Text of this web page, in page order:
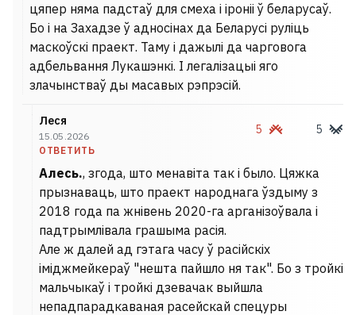
цяпер няма падстаў для смеха і іроніі ў беларусаў.
Бо і на Захадзе ў адносінах да Беларусі руліць
маскоўскі праект. Таму і дажылі да чарговога
адбельвання Лукашэнкі. І легалізацыі яго
злачынстваў ды масавых рэпрэсій.
Леся
15.05.2026
ОТВЕТИТЬ
5 5
Алесь., згода, што менавіта так і было. Цяжка
прызнаваць, што праект народнага ўздыму з
2018 года па жнівень 2020-га арганізоўвала і
падтрымлівала грашыма расія.
Але ж далей ад гэтага часу ў расійскіх
іміджмейкераў "нешта пайшло ня так". Бо з тройкі
мальчыкаў і тройкі дзевачак выйшла
непадпарадкаваная расейскай спецуры